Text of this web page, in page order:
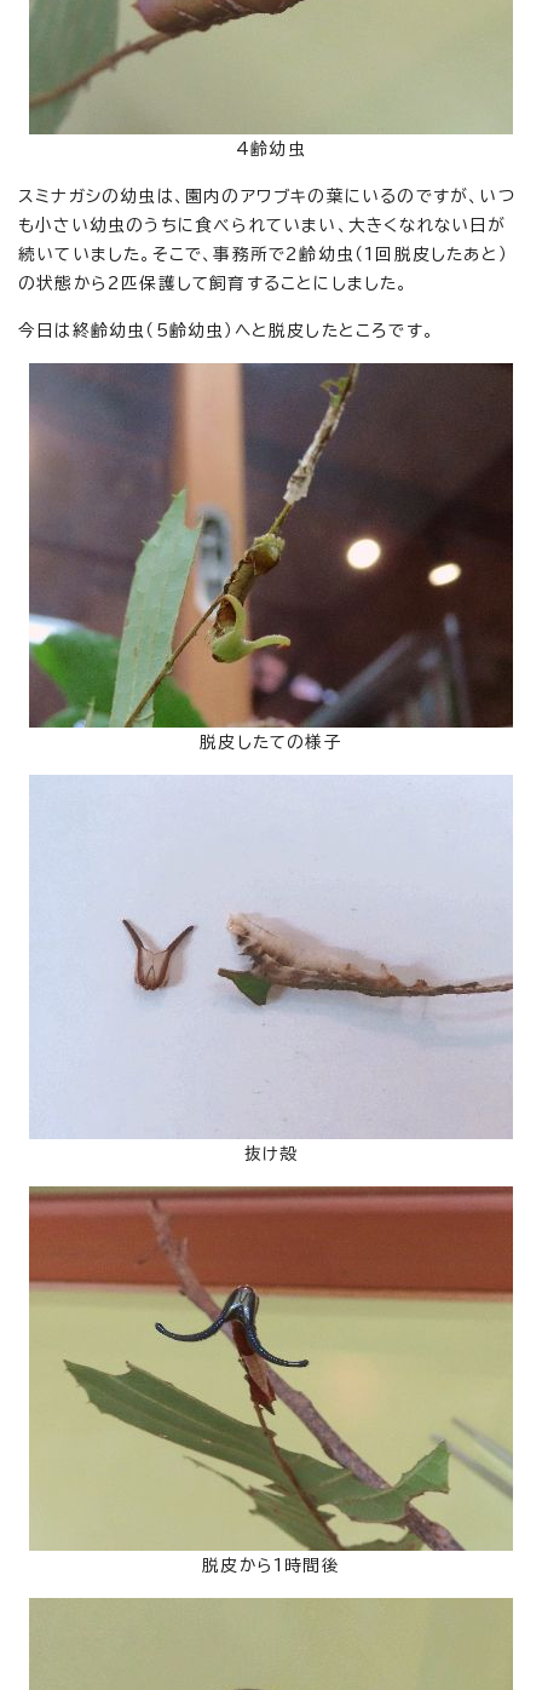
4齢幼虫
スミナガシの幼虫は、園内のアワブキの葉にいるのですが、いつ
も小さい幼虫のうちに食べられていまい、大きくなれない日が
続いていました。そこで、事務所で2齢幼虫（1回脱皮したあと）
の状態から2匹保護して飼育することにしました。
今日は終齢幼虫（5齢幼虫）へと脱皮したところです。
脱皮したての様子
抜け殻
脱皮から1時間後